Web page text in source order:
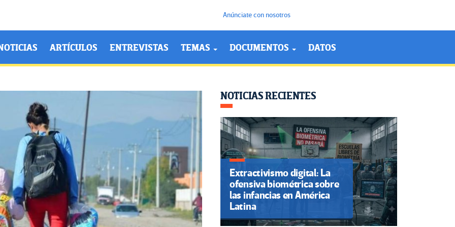
Anúnciate con nosotros
ARTÍCULOS ENTREVISTAS TEMAS DOCUMENTOS DATOS
NOTICIAS RECIENTES
Extractivismo digital: La
ofensiva biométrica sobre
las infancias en América
Latina